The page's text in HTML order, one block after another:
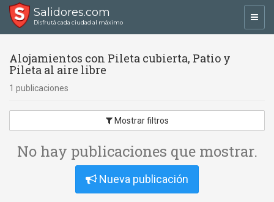
Salidores.com
Disfrutá cada ciudad al máximo
Alojamientos con Pileta cubierta, Patio y
Pileta al aire libre
1 publicaciones
Mostrar filtros
No hay publicaciones que mostrar.
Nueva publicación